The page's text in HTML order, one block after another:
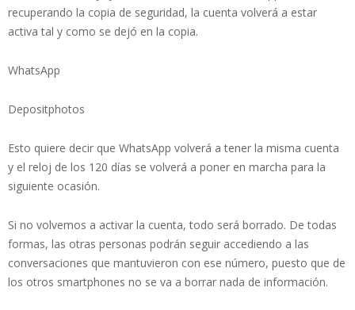
recuperando la copia de seguridad, la cuenta volverá a estar
activa tal y como se dejó en la copia.
WhatsApp
Depositphotos
Esto quiere decir que WhatsApp volverá a tener la misma cuenta
y el reloj de los 120 días se volverá a poner en marcha para la
siguiente ocasión.
Si no volvemos a activar la cuenta, todo será borrado. De todas
formas, las otras personas podrán seguir accediendo a las
conversaciones que mantuvieron con ese número, puesto que de
los otros smartphones no se va a borrar nada de información.